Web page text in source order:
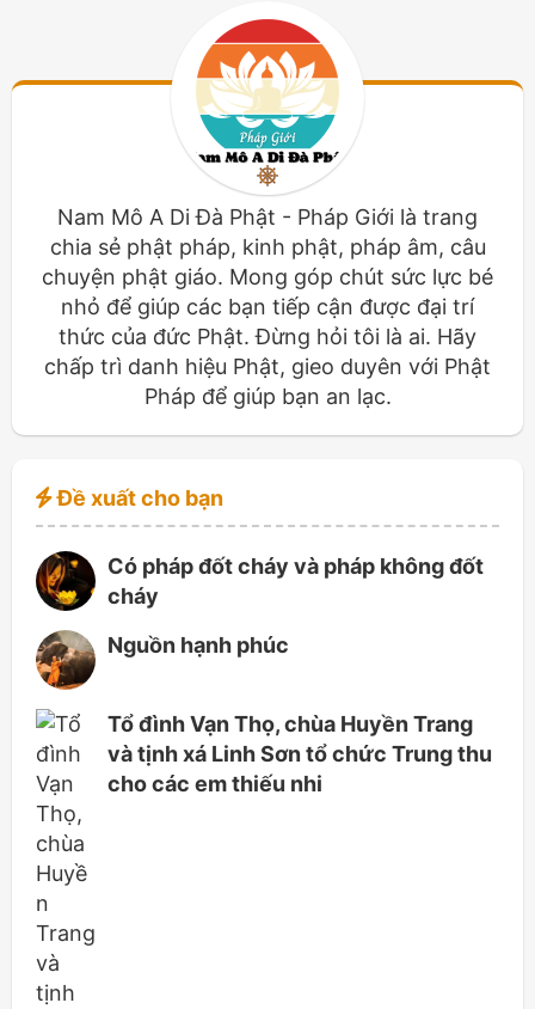
Nam Mô A Di Đà Phật - Pháp Giới là trang
chia sẻ phật pháp, kinh phật, pháp âm, câu
chuyện phật giáo. Mong góp chút sức lực bé
nhỏ để giúp các bạn tiếp cận được đại trí
thức của đức Phật. Đừng hỏi tôi là ai. Hãy
chấp trì danh hiệu Phật, gieo duyên với Phật
Pháp để giúp bạn an lạc.
Đề xuất cho bạn
Có pháp đốt cháy và pháp không đốt
cháy
Nguồn hạnh phúc
Tổ đình Vạn Thọ, chùa Huyền Trang
và tịnh xá Linh Sơn tổ chức Trung thu
cho các em thiếu nhi